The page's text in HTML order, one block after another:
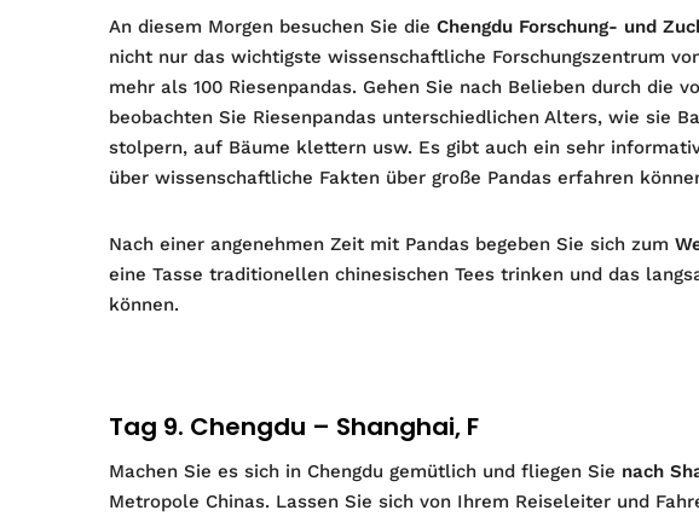
An diesem Morgen besuchen Sie die Chengdu Forschung- und
nicht nur das wichtigste wissenschaftliche Forschungszentrum
mehr als 100 Riesenpandas. Gehen Sie nach Belieben durch die
beobachten Sie Riesenpandas unterschiedlichen Alters, wie sie
stolpern, auf Bäume klettern usw. Es gibt auch ein sehr
über wissenschaftliche Fakten über große Pandas erfahren
Nach einer angenehmen Zeit mit Pandas begeben Sie sich zum
eine Tasse traditionellen chinesischen Tees trinken und das
können.
Tag 9. Chengdu – Shanghai, F
Machen Sie es sich in Chengdu gemütlich und fliegen Sie nach
Metropole Chinas. Lassen Sie sich von Ihrem Reiseleiter und